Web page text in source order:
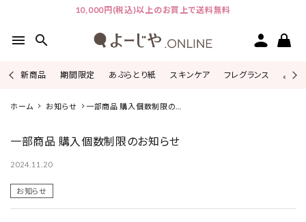
10,000円(税込)以上のお買上で送料無料
menu search
新商品 期間限定 あぶらとり紙 スキンケア フレグランス よじ
ピックアップ
カテゴリーから探す
よーじやについて
ホーム お知らせ
一部商品 購入個数制限のお
一部商品 購入個数制限のお知らせ
2024.11.20
お知らせ